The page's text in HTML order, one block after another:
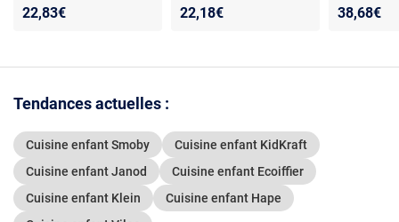
pliée - Couple d'ours
22,83€
Compatible avec
22,18€
de 18
38,68€
Tendances actuelles :
Cuisine enfant Smoby
Cuisine enfant KidKraft
Cuisine enfant Janod
Cuisine enfant Ecoiffier
Cuisine enfant Klein
Cuisine enfant Hape